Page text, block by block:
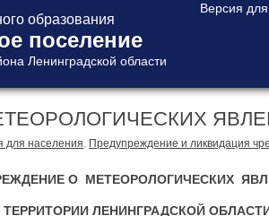
образования
поселение
Ленинградской области
для населения, Предупреждение и ликвидация
О МЕТЕОРОЛОГИЧЕСКИХ
ТЕРРИТОРИИ ЛЕНИНГРАДСКОЙ